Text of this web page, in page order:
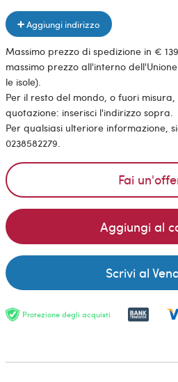
Aggiungi indirizzo
Massimo prezzo di spedizione in €
massimo prezzo all'interno
le isole).
Per il resto del mondo, o fuori
quotazione: inserisci l'indirizzo sopra.
Per qualsiasi ulteriore informazione,
0238582279.
Fai
Aggiungi al
Scrivi al
Protezione degli acquisti